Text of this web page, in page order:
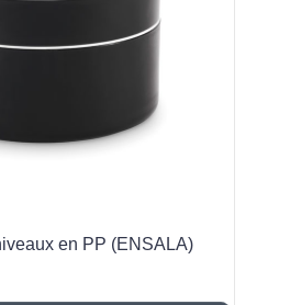
en PP (ENSALA)